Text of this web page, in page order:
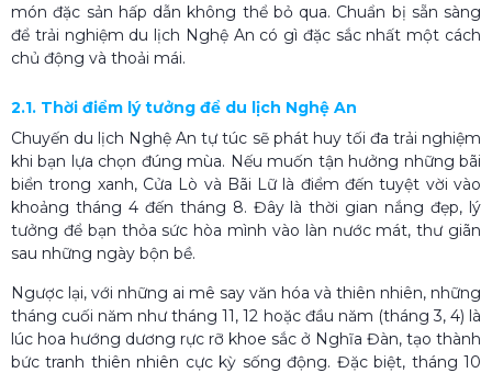
món đặc sản hấp dẫn không thể bỏ qua. Chuẩn bị sẵn sàng
để trải nghiệm du lịch Nghệ An có gì đặc sắc nhất một cách
chủ động và thoải mái.
2.1. Thời điểm lý tưởng để du lịch Nghệ An
Chuyến du lịch Nghệ An tự túc sẽ phát huy tối đa trải nghiệm
khi bạn lựa chọn đúng mùa. Nếu muốn tận hưởng những bãi
biển trong xanh, Cửa Lò và Bãi Lữ là điểm đến tuyệt vời vào
khoảng tháng 4 đến tháng 8. Đây là thời gian nắng đẹp, lý
tưởng để bạn thỏa sức hòa mình vào làn nước mát, thư giãn
sau những ngày bộn bề.
Ngược lại, với những ai mê say văn hóa và thiên nhiên, những
tháng cuối năm như tháng 11, 12 hoặc đầu năm (tháng 3, 4) là
lúc hoa hướng dương rực rỡ khoe sắc ở Nghĩa Đàn, tạo thành
bức tranh thiên nhiên cực kỳ sống động. Đặc biệt, tháng 10